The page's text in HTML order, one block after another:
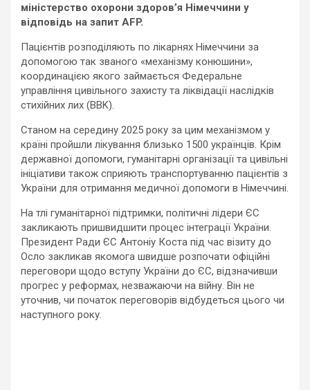
міністерство охорони здоров’я Німеччини у
відповідь на запит AFP.
Пацієнтів розподіляють по лікарнях Німеччини за
допомогою так званого «механізму конюшини»,
координацією якого займається Федеральне
управління цивільного захисту та ліквідації наслідків
стихійних лих (BBK).
Станом на середину 2025 року за цим механізмом у
країні пройшли лікування близько 1500 українців. Крім
державної допомоги, гуманітарні організації та цивільні
ініціативи також сприяють транспортуванню пацієнтів з
України для отримання медичної допомоги в Німеччині.
На тлі гуманітарної підтримки, політичні лідери ЄС
закликають пришвидшити процес інтеграції України.
Президент Ради ЄС Антоніу Коста під час візиту до
Осло закликав якомога швидше розпочати офіційні
переговори щодо вступу України до ЄС, відзначивши
прогрес у реформах, незважаючи на війну. Він не
уточнив, чи початок переговорів відбудеться цього чи
наступного року.